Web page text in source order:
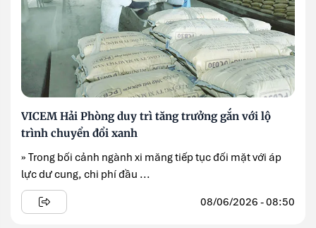
VICEM Hải Phòng duy trì tăng trưởng gắn với lộ
trình chuyển đổi xanh
» Trong bối cảnh ngành xi măng tiếp tục đối mặt với áp
lực dư cung, chi phí đầu ...
08/06/2026 - 08:50